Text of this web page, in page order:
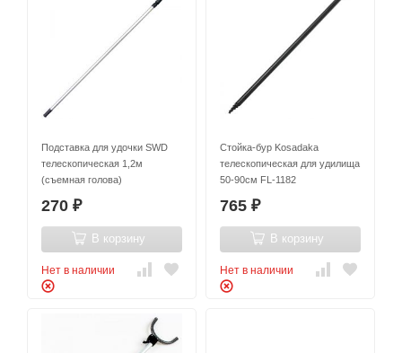
Подставка для удочки SWD
телескопическая 1,2м
(съемная голова)
270 ₽
В корзину
Нет в наличии
Стойка-бур Kosadaka
телескопическая для удилища
50-90см FL-1182
765 ₽
В корзину
Нет в наличии